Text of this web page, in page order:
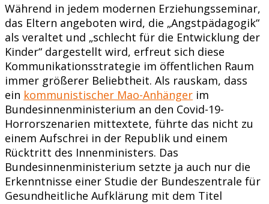
Während in jedem modernen Erziehungsseminar,
das Eltern angeboten wird, die „Angstpädagogik“
als veraltet und „schlecht für die Entwicklung der
Kinder“ dargestellt wird, erfreut sich diese
Kommunikationsstrategie im öffentlichen Raum
immer größerer Beliebtheit. Als rauskam, dass
ein kommunistischer Mao-Anhänger im
Bundesinnenministerium an den Covid-19-
Horrorszenarien mittextete, führte das nicht zu
einem Aufschrei in der Republik und einem
Rücktritt des Innenministers. Das
Bundesinnenministerium setzte ja auch nur die
Erkenntnisse einer Studie der Bundeszentrale für
Gesundheitliche Aufklärung mit dem Titel